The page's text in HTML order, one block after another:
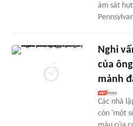
ám sát
Nghi
của
mảnh
Các nhà
còn 'một